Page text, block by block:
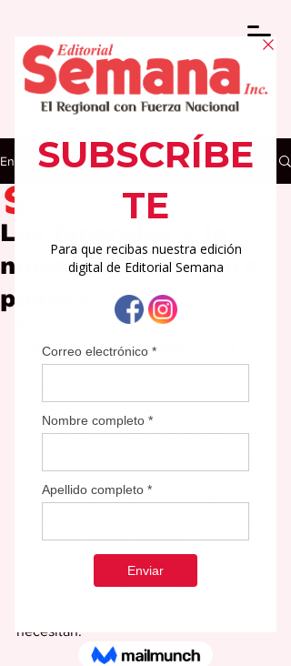
Entrada
Los funerales y la
niñez: una guía para
padres
2 min de lectura
Redacción Editorial Semana
redaccion@periodicolasemana.net
momento difícil para todo el mundo,
incluyendo a niñez. Ellos pueden sentir
reafirmación mientras procesan el duelo.
asistencia a un funeral, velatorio o
entierro es la opción más adecuada para
menores, este importante ritual ofrece, a
necesitan.